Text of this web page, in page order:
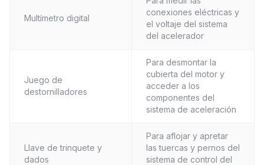
Multímetro digital
conexiones eléctricas y
el voltaje del sistema
del acelerador
Juego de
destornilladores
Para desmontar la
cubierta del motor y
acceder a los
componentes del
sistema de aceleración
Llave de trinquete y
dados
Para aflojar y apretar
las tuercas y pernos del
sistema de control del